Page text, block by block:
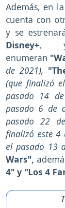
Además, en
cuenta con
y se
Disney+, y
enumeran
de 2021),
(que finalizó
pasado 14
pasado 6 de
pasado 22
finalizó este 4
el pasado 13
Wars",
4" y "Los 4